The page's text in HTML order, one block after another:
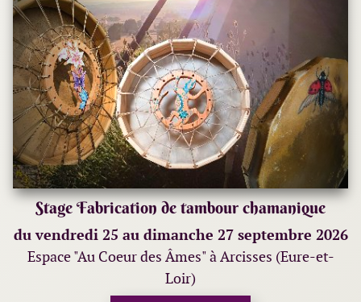
Stage Fabrication de tambour chamanique
du vendredi 25 au dimanche 27 septembre 2026
Espace "Au Coeur des Âmes" à Arcisses (Eure-et-
Loir)